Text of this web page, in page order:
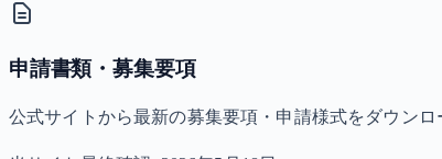
申請書類・募集要項
公式サイトから最新の募集要項・申請様式をダウンロ